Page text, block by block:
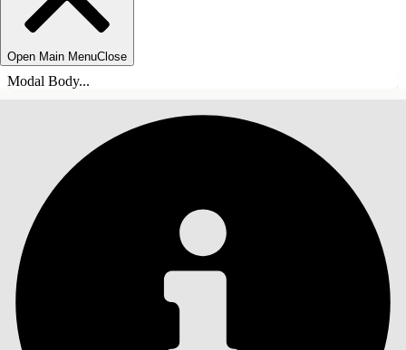
Open Main MenuClose
Modal Body...
INHALT